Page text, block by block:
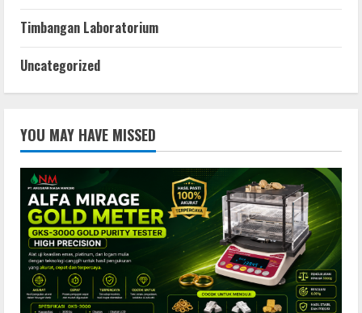
Timbangan Laboratorium
Uncategorized
YOU MAY HAVE MISSED